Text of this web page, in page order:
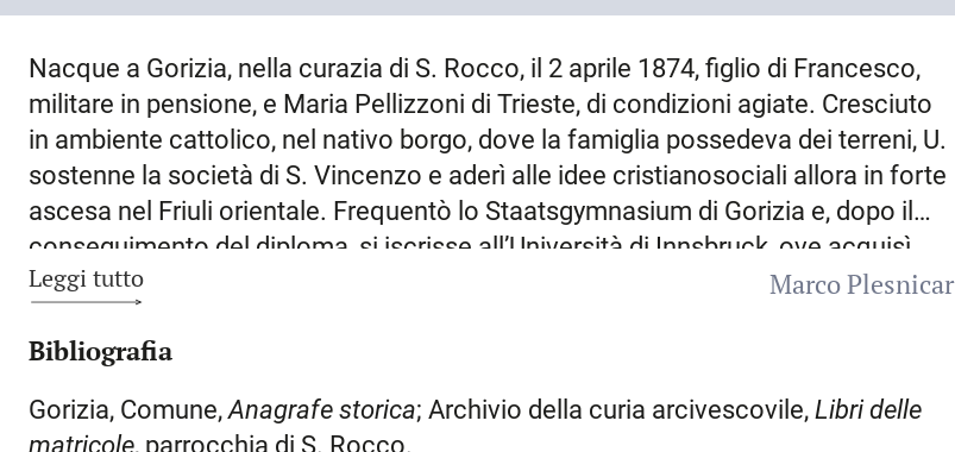
Nacque a Gorizia, nella curazia di S. Rocco, il 2 aprile 1874, figlio di Francesco,
militare in pensione, e Maria Pellizzoni di Trieste, di condizioni agiate. Cresciuto
in ambiente cattolico, nel nativo borgo, dove la famiglia possedeva dei terreni, U.
sostenne la società di S. Vincenzo e aderì alle idee cristianosociali allora in forte
ascesa nel Friuli orientale. Frequentò lo Staatsgymnasium di Gorizia e, dopo il
conseguimento del diploma, si iscrisse all’Università di Innsbruck, ove acquisì
una perfetta padronanza della lingua tedesca; vi si trattenne alcuni anni prima di
l’iniziale propensione verso il sacerdozio, U. decise di formarsi una famiglia e nel
parentela al grande compositore cividalese Iacopo, anticipatore delle istanze di
Leggi tutto
Marco Plesnicar
Bibliografia
Gorizia, Comune,Anagrafe storica; Archivio della curia arcivescovile, Libri delle
matricole, parrocchia di S. Rocco.